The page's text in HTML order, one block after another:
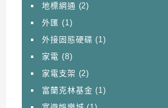
地標網通 (2)
外匯 (1)
外接固態硬碟 (1)
家電 (8)
家電支架 (2)
富蘭克林基金 (1)